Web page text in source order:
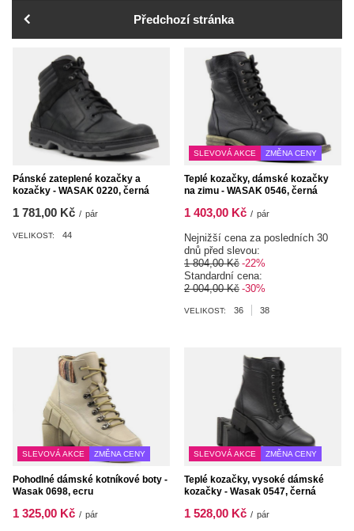
Předchozí stránka
Pánské zateplené kozačky a
kozačky - WASAK 0220, černá
1 781,00 Kč / pár
VELIKOST: 44
SLEVOVÁ AKCE ZMĚNA CENY
Teplé kozačky, dámské kozačky
na zimu - WASAK 0546, černá
1 403,00 Kč / pár
Nejnižší cena za posledních 30
dnů před slevou:
1 804,00 Kč -22%
Standardní cena:
2 004,00 Kč -30%
VELIKOST: 36 38
SLEVOVÁ AKCE ZMĚNA CENY
Pohodlné dámské kotníkové boty -
Wasak 0698, ecru
1 325,00 Kč / pár
SLEVOVÁ AKCE ZMĚNA CENY
Teplé kozačky, vysoké dámské
kozačky - Wasak 0547, černá
1 528,00 Kč / pár